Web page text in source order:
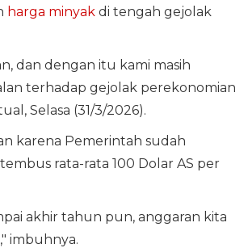
harga minyak di tengah gejolak
dan dengan itu kami masih
terhadap gejolak perekonomian
Selasa (31/3/2026).
karena Pemerintah sudah
rata-rata 100 Dolar AS per
akhir tahun pun, anggaran kita
imbuhnya.